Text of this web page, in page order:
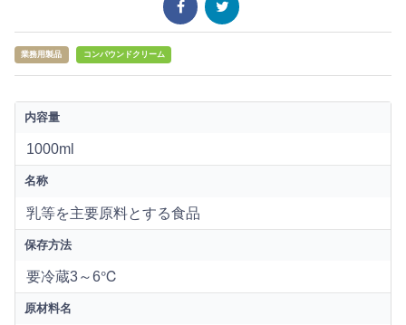
業務用製品 コンパウンドクリーム
内容量
1000ml
名称
乳等を主要原料とする食品
保存方法
要冷蔵3～6℃
原材料名